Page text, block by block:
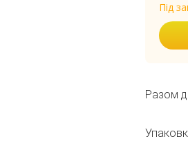
Під
Разом